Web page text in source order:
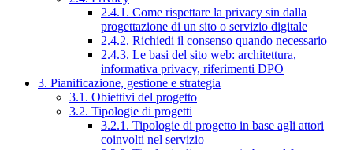
2.4.1. Come rispettare la privacy sin dalla
progettazione di un sito o servizio digitale
2.4.2. Richiedi il consenso quando necessario
2.4.3. Le basi del sito web: architettura,
informativa privacy, riferimenti DPO
3. Pianificazione, gestione e strategia
3.1. Obiettivi del progetto
3.2. Tipologie di progetti
3.2.1. Tipologie di progetto in base agli attori
coinvolti nel servizio